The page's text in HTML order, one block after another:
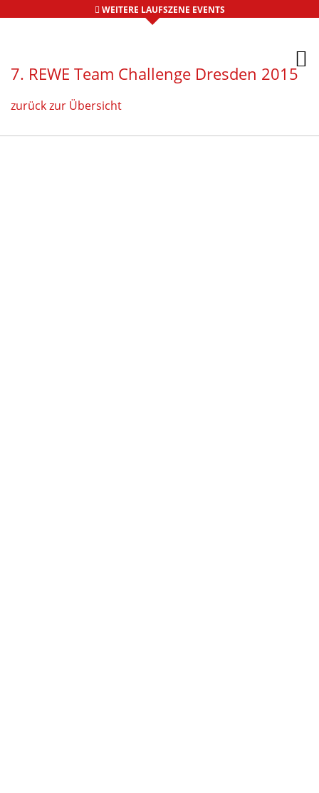
WEITERE LAUFSZENE EVENTS
7. REWE Team Challenge Dresden 2015
zurück zur Übersicht